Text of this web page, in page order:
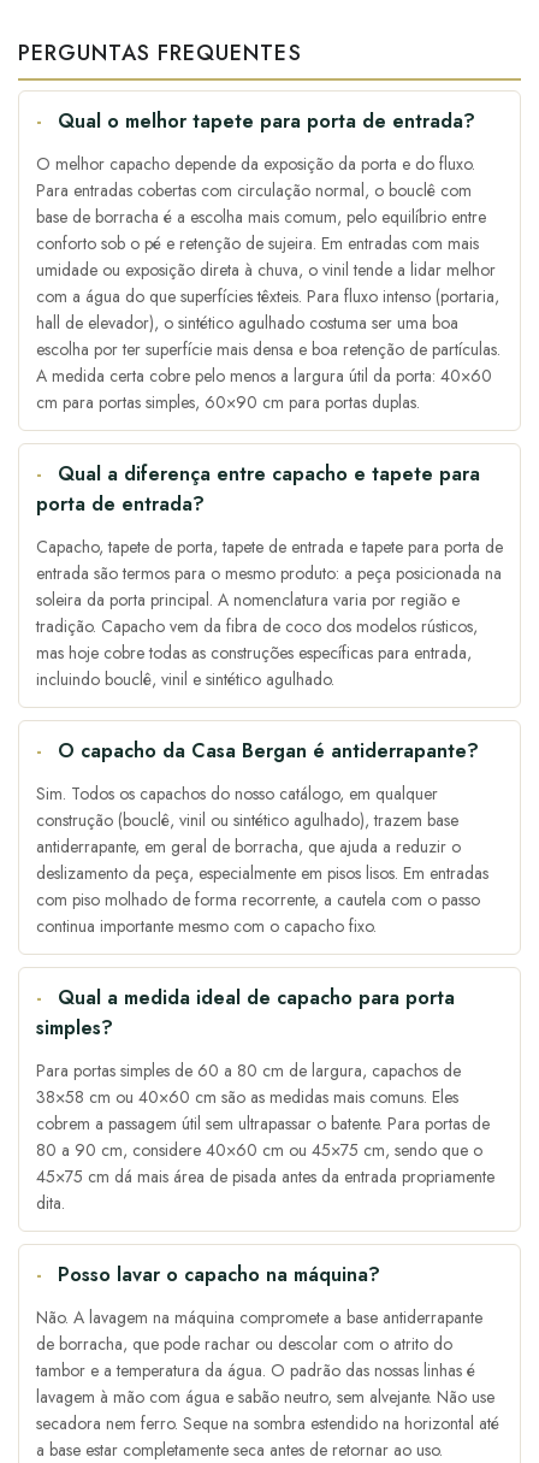
PERGUNTAS FREQUENTES
Qual o melhor tapete para porta de entrada?
O melhor capacho depende da exposição da porta e do fluxo.
Para entradas cobertas com circulação normal, o bouclê com
base de borracha é a escolha mais comum, pelo equilíbrio entre
conforto sob o pé e retenção de sujeira. Em entradas com mais
umidade ou exposição direta à chuva, o vinil tende a lidar melhor
com a água do que superfícies têxteis. Para fluxo intenso (portaria,
hall de elevador), o sintético agulhado costuma ser uma boa
escolha por ter superfície mais densa e boa retenção de partículas.
A medida certa cobre pelo menos a largura útil da porta: 40×60
cm para portas simples, 60×90 cm para portas duplas.
Qual a diferença entre capacho e tapete para
porta de entrada?
Capacho, tapete de porta, tapete de entrada e tapete para porta de
entrada são termos para o mesmo produto: a peça posicionada na
soleira da porta principal. A nomenclatura varia por região e
tradição. Capacho vem da fibra de coco dos modelos rústicos,
mas hoje cobre todas as construções específicas para entrada,
incluindo bouclê, vinil e sintético agulhado.
O capacho da Casa Bergan é antiderrapante?
Sim. Todos os capachos do nosso catálogo, em qualquer
construção (bouclê, vinil ou sintético agulhado), trazem base
antiderrapante, em geral de borracha, que ajuda a reduzir o
deslizamento da peça, especialmente em pisos lisos. Em entradas
com piso molhado de forma recorrente, a cautela com o passo
continua importante mesmo com o capacho fixo.
Qual a medida ideal de capacho para porta
simples?
Para portas simples de 60 a 80 cm de largura, capachos de
38×58 cm ou 40×60 cm são as medidas mais comuns. Eles
cobrem a passagem útil sem ultrapassar o batente. Para portas de
80 a 90 cm, considere 40×60 cm ou 45×75 cm, sendo que o
45×75 cm dá mais área de pisada antes da entrada propriamente
dita.
Posso lavar o capacho na máquina?
Não. A lavagem na máquina compromete a base antiderrapante
de borracha, que pode rachar ou descolar com o atrito do
tambor e a temperatura da água. O padrão das nossas linhas é
lavagem à mão com água e sabão neutro, sem alvejante. Não use
secadora nem ferro. Seque na sombra estendido na horizontal até
a base estar completamente seca antes de retornar ao uso.